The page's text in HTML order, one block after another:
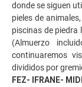
donde se siguen
pieles de
piscinas de piedra
(Almuerzo
continuaremos
divididos por
FEZ- IFRANE-